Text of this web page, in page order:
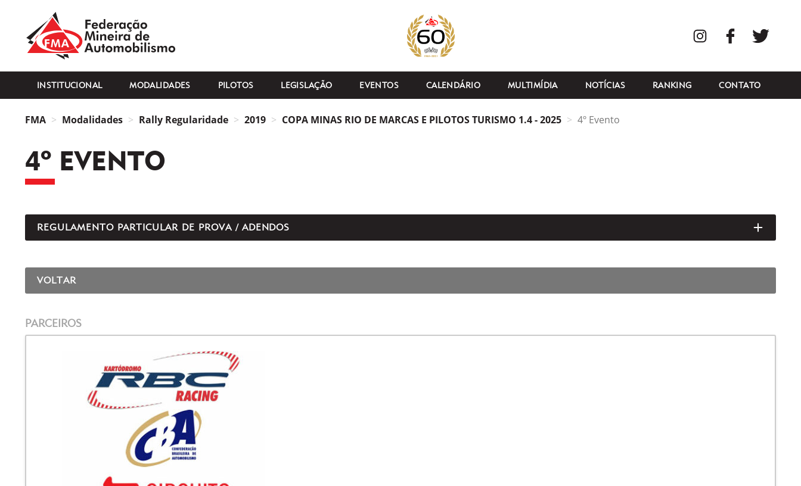
InstagramFacebook
INSTITUCIONAL MODALIDADES PILOTOS LEGISLAÇÃO EVENTOS CALENDÁRIO MULTIMÍDIA NOTÍCIAS RANKING CONTATO
FMA Modalidades Rally Regularidade 2019 COPA MINAS RIO DE MARCAS E PILOTOS TURISMO 1.4 - 2025 4º Evento
4º EVENTO
REGULAMENTO PARTICULAR DE PROVA / ADENDOS
VOLTAR
PARCEIROS